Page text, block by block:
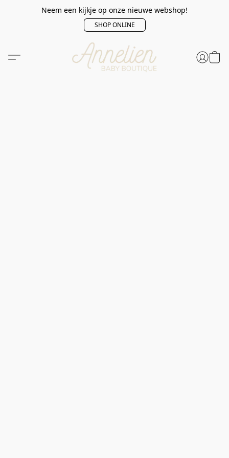
Neem een kijkje op onze nieuwe webshop!
SHOP ONLINE